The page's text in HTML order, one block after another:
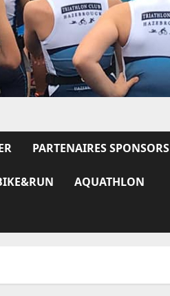
PARTENAIRES SPONSORS
AQUATHLON